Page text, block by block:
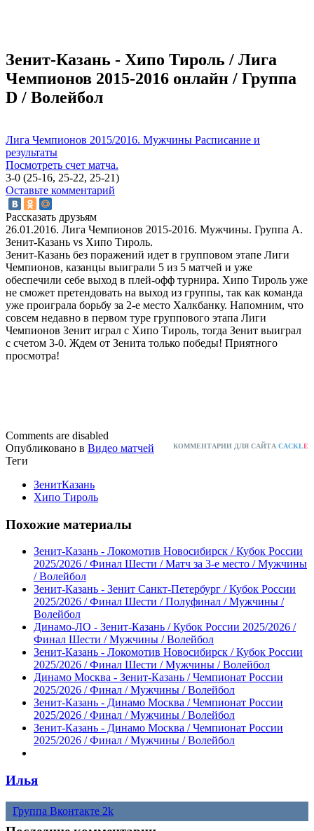
Зенит-Казань - Хипо Тироль / Лига
Чемпионов 2015-2016 онлайн / Группа
D / Волейбол
Лига Чемпионов 2015/2016. Мужчины Расписание и
результаты
Посмотреть счет матча.
3-0 (25-16, 25-22, 25-21)
Оставьте комментарий
Рассказать друзьям
26.01.2016. Лига Чемпионов 2015-2016. Мужчины. Группа A.
Зенит-Казань vs Хипо Тироль.
Зенит-Казань без поражений идет в групповом этапе Лиги
Чемпионов, казанцы выиграли 5 из 5 матчей и уже
обеспечили себе выход в плей-офф турнира. Хипо Тироль уже
не сможет претендовать на выход из группы, так как команда
уже проиграла борьбу за 2-е место Халкбанку. Напомним, что
совсем недавно в первом туре группового этапа Лиги
Чемпионов Зенит играл с Хипо Тироль, тогда Зенит выиграл
с счетом 3-0. Ждем от Зенита только победы! Приятного
просмотра!
Comments are disabled
КОММЕНТАРИИ ДЛЯ САЙТА CACKLE
Опубликовано в Видео матчей
Теги
ЗенитКазань
Хипо Тироль
Похожие материалы
Зенит-Казань - Локомотив Новосибирск / Кубок России
2025/2026 / Финал Шести / Матч за 3-е место / Мужчины
/ Волейбол
Зенит-Казань - Зенит Санкт-Петербург / Кубок России
2025/2026 / Финал Шести / Полуфинал / Мужчины /
Волейбол
Динамо-ЛО - Зенит-Казань / Кубок России 2025/2026 /
Финал Шести / Мужчины / Волейбол
Зенит-Казань - Локомотив Новосибирск / Кубок России
2025/2026 / Финал Шести / Мужчины / Волейбол
Динамо Москва - Зенит-Казань / Чемпионат России
2025/2026 / Финал / Мужчины / Волейбол
Зенит-Казань - Динамо Москва / Чемпионат России
2025/2026 / Финал / Мужчины / Волейбол
Зенит-Казань - Динамо Москва / Чемпионат России
2025/2026 / Финал / Мужчины / Волейбол
Илья
Группа Вконтакте 2k